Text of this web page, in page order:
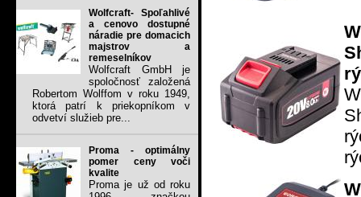
Wolfcraft- Spoľahlivé
a cenovo dostupné
náradie pre domacich
majstrov a
remeselníkov
Wolfcraft GmbH je
spoločnosť založená
Robertom Wolffom v roku 1949,
ktorá patrí k priekopníkom v
odvetví služieb pre...
Proma - optimálny
pomer ceny voči
kvalite
Proma je už od roku